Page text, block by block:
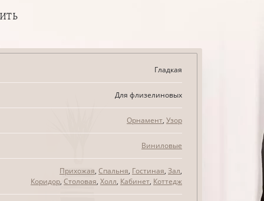
Гладкая
Для флизелиновых
Орнамент, Узор
Виниловые
Прихожая, Спальня, Гостиная, Зал,
Коридор, Столовая, Холл, Кабинет, Коттедж